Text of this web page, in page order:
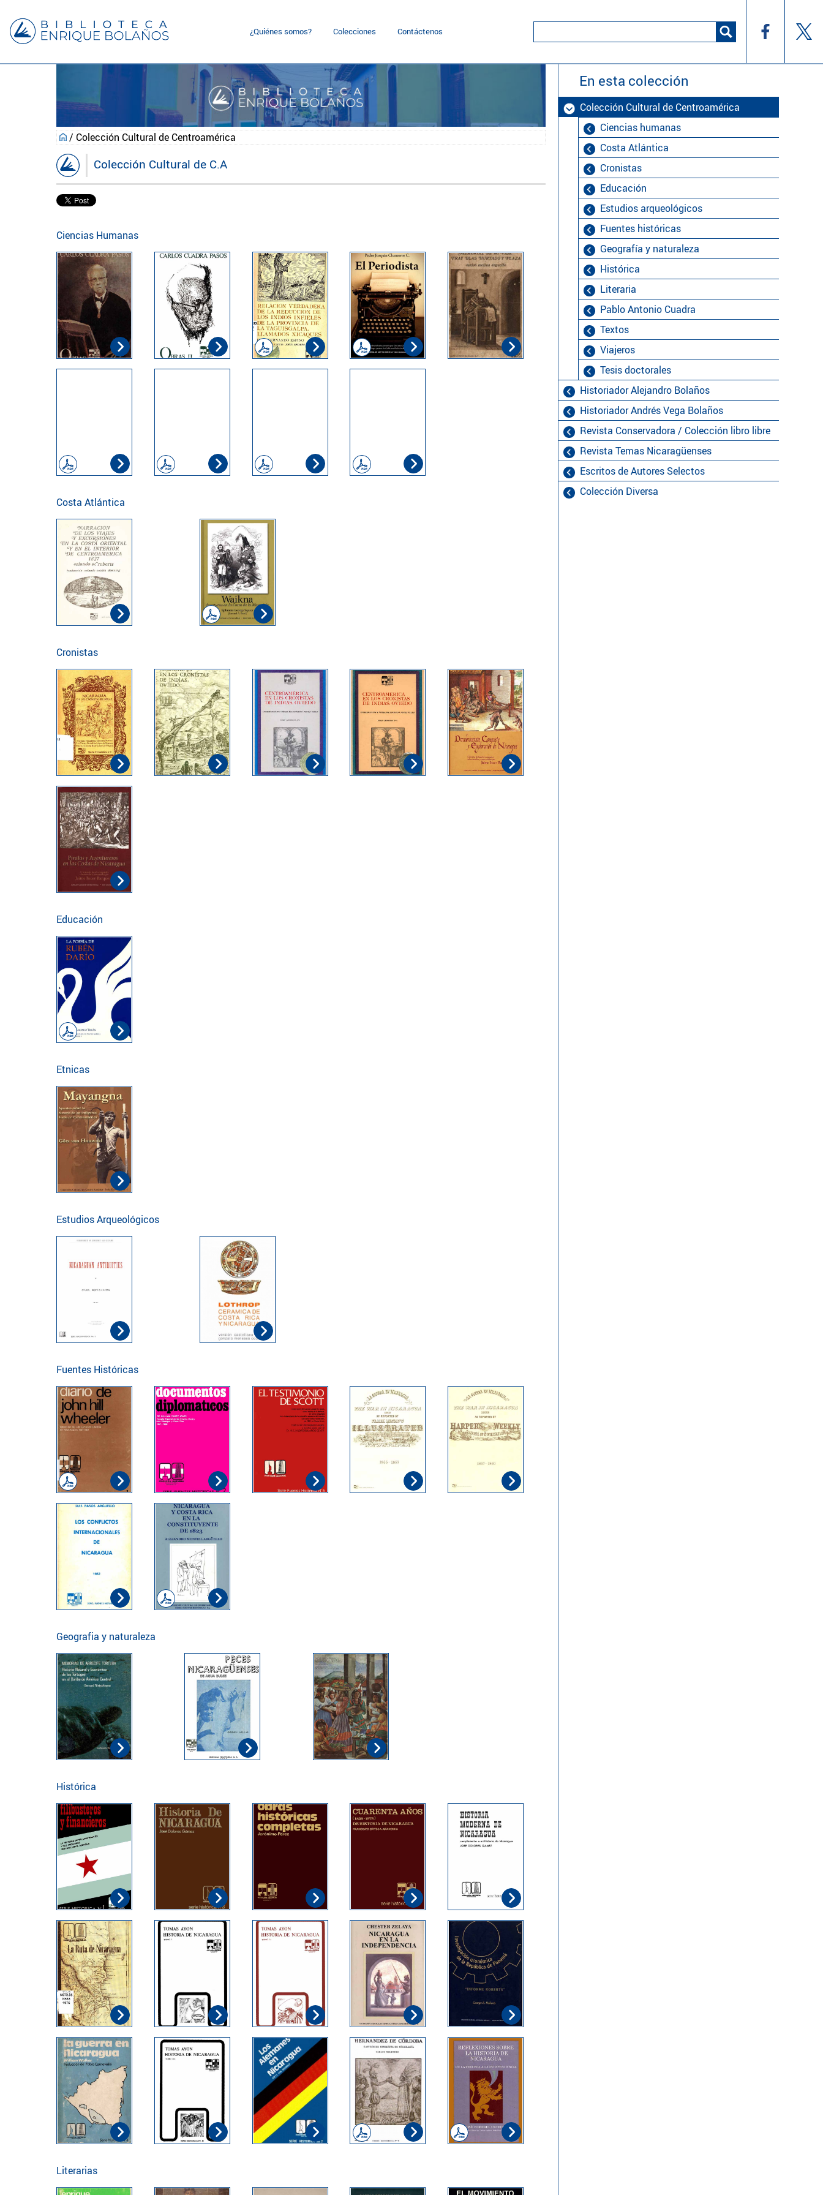
¿Quiénes somos? Colecciones Contáctenos
/ Colección Cultural de Centroamérica
Colección Cultural de C.A
Ciencias Humanas
Costa Atlántica
Cronistas
Educación
Etnicas
Estudios Arqueológicos
Fuentes Históricas
Geografia y naturaleza
Histórica
Literarias
En esta colección
Colección Cultural de Centroamérica
Ciencias humanas
Costa Atlántica
Cronistas
Educación
Estudios arqueológicos
Fuentes históricas
Geografía y naturaleza
Histórica
Literaria
Pablo Antonio Cuadra
Textos
Viajeros
Tesis doctorales
Historiador Alejandro Bolaños
Historiador Andrés Vega Bolaños
Revista Conservadora / Colección libro libre
Revista Temas Nicaragüenses
Escritos de Autores Selectos
Colección Diversa